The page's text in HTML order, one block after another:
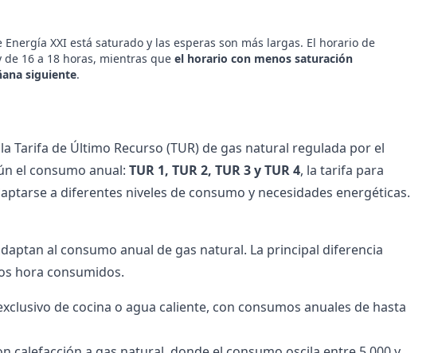
XXI está saturado y las esperas son más largas. El horario de
16 a 18 horas, mientras que el horario con menos saturación
siguiente.
Tarifa de Último Recurso (TUR) de gas natural regulada por el
el consumo anual: TUR 1, TUR 2, TUR 3 y TUR 4, la tarifa para
a diferentes niveles de consumo y necesidades energéticas.
al consumo anual de gas natural. La principal diferencia
hora consumidos.
de cocina o agua caliente, con consumos anuales de hasta